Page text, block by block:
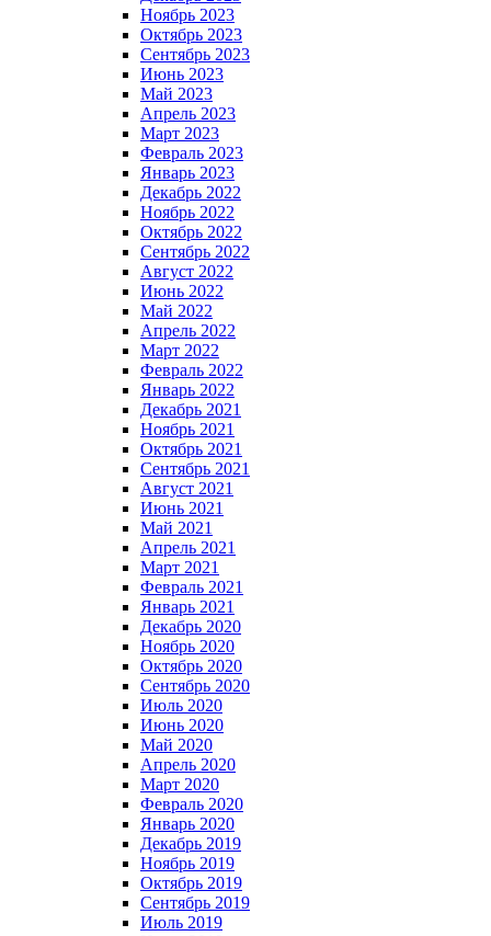
Ноябрь 2023
Октябрь 2023
Сентябрь 2023
Июнь 2023
Май 2023
Апрель 2023
Март 2023
Февраль 2023
Январь 2023
Декабрь 2022
Ноябрь 2022
Октябрь 2022
Сентябрь 2022
Август 2022
Июнь 2022
Май 2022
Апрель 2022
Март 2022
Февраль 2022
Январь 2022
Декабрь 2021
Ноябрь 2021
Октябрь 2021
Сентябрь 2021
Август 2021
Июнь 2021
Май 2021
Апрель 2021
Март 2021
Февраль 2021
Январь 2021
Декабрь 2020
Ноябрь 2020
Октябрь 2020
Сентябрь 2020
Июль 2020
Июнь 2020
Май 2020
Апрель 2020
Март 2020
Февраль 2020
Январь 2020
Декабрь 2019
Ноябрь 2019
Октябрь 2019
Сентябрь 2019
Июль 2019